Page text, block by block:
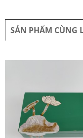
SẢN PHẨM CÙNG